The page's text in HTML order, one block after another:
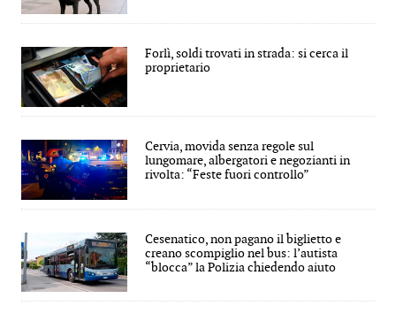
Forlì, soldi trovati in strada: si cerca il
proprietario
Cervia, movida senza regole sul
lungomare, albergatori e negozianti in
rivolta: “Feste fuori controllo”
Cesenatico, non pagano il biglietto e
creano scompiglio nel bus: l’autista
“blocca” la Polizia chiedendo aiuto